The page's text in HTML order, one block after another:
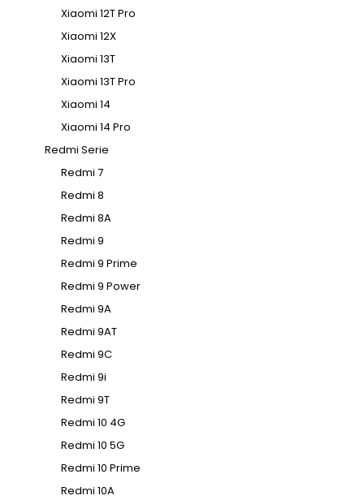
Xiaomi 12T Pro
Xiaomi 12X
Xiaomi 13T
Xiaomi 13T Pro
Xiaomi 14
Xiaomi 14 Pro
Redmi Serie
Redmi 7
Redmi 8
Redmi 8A
Redmi 9
Redmi 9 Prime
Redmi 9 Power
Redmi 9A
Redmi 9AT
Redmi 9C
Redmi 9i
Redmi 9T
Redmi 10 4G
Redmi 10 5G
Redmi 10 Prime
Redmi 10A